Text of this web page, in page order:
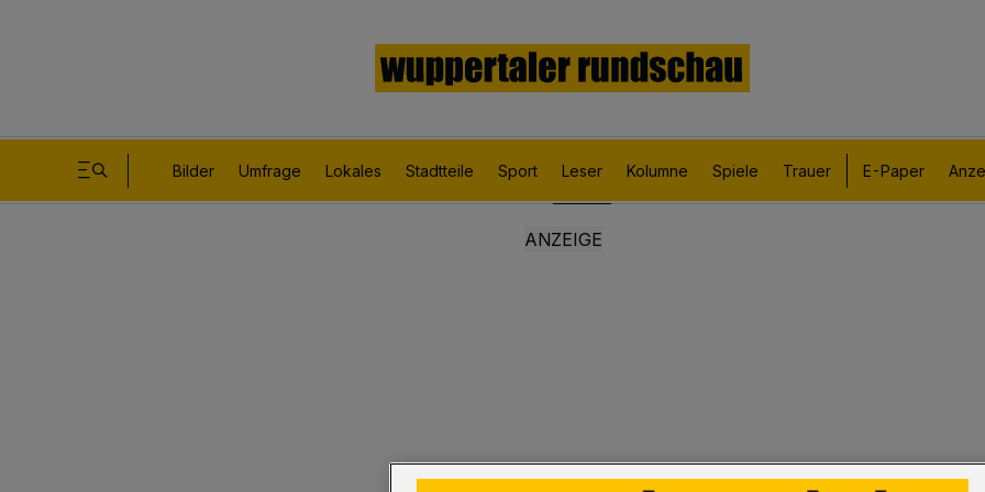
Bilder Umfrage Lokales Stadtteile Sport Leser Kolumne Spiele Trauer E-Paper